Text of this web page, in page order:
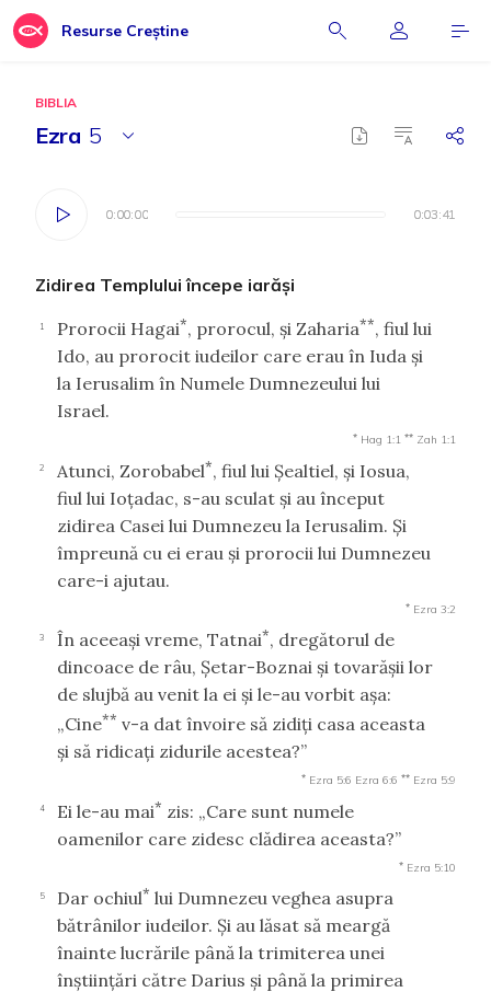
Resurse Creștine
BIBLIA
Ezra 5
0:00:00 0:03:41
0:00:00 0:03:41
Zidirea Templului începe iarăşi
1 Prorocii Hagai*, prorocul, şi Zaharia**, fiul lui
Ido, au prorocit iudeilor care erau în Iuda şi
la Ierusalim în Numele Dumnezeului lui
Israel.
* Hag 1:1 ** Zah 1:1
2 Atunci, Zorobabel*, fiul lui Şealtiel, şi Iosua,
fiul lui Ioţadac, s-au sculat şi au început
zidirea Casei lui Dumnezeu la Ierusalim. Şi
împreună cu ei erau şi prorocii lui Dumnezeu
care-i ajutau.
* Ezra 3:2
3 În aceeaşi vreme, Tatnai*, dregătorul de
dincoace de râu, Şetar-Boznai şi tovarăşii lor
de slujbă au venit la ei şi le-au vorbit aşa:
„Cine** v-a dat învoire să zidiţi casa aceasta
şi să ridicaţi zidurile acestea?”
* Ezra 5:6 Ezra 6:6 ** Ezra 5:9
4 Ei le-au mai* zis: „Care sunt numele
oamenilor care zidesc clădirea aceasta?”
* Ezra 5:10
5 Dar ochiul* lui Dumnezeu veghea asupra
bătrânilor iudeilor. Şi au lăsat să meargă
înainte lucrările până la trimiterea unei
înştiinţări către Darius şi până la primirea